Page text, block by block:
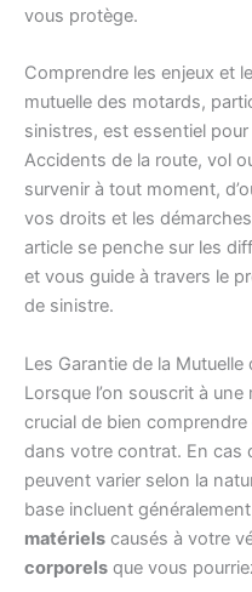
vous protège.
Comprendre les enjeux et
mutuelle des motards,
sinistres, est essentiel
Accidents de la route, vol
survenir à tout moment,
vos droits et les
article se penche sur les
et vous guide à travers le
de sinistre.
Les Garantie de la
Lorsque l’on souscrit à
crucial de bien comprendre
dans votre contrat. En cas
peuvent varier selon la
base incluent
matériels causés à votre
corporels que vous